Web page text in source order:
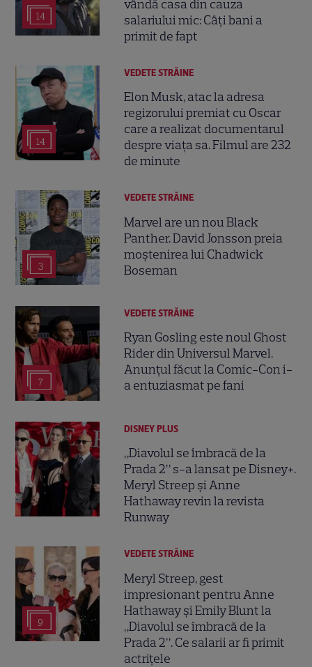
14
vândă casa din cauza
salariului mic: Câți bani a
primit de fapt
14
VEDETE STRĂINE
Elon Musk, atac la adresa
regizorului premiat cu Oscar
care a realizat documentarul
despre viața sa. Filmul are 232
de minute
3
VEDETE STRĂINE
Marvel are un nou Black
Panther. David Jonsson preia
moștenirea lui Chadwick
Boseman
7
VEDETE STRĂINE
Ryan Gosling este noul Ghost
Rider din Universul Marvel.
Anunțul făcut la Comic-Con i-
a entuziasmat pe fani
DISNEY PLUS
„Diavolul se îmbracă de la
Prada 2” s-a lansat pe Disney+.
Meryl Streep și Anne
Hathaway revin la revista
Runway
9
VEDETE STRĂINE
Meryl Streep, gest
impresionant pentru Anne
Hathaway și Emily Blunt la
„Diavolul se îmbracă de la
Prada 2”. Ce salarii ar fi primit
actrițele